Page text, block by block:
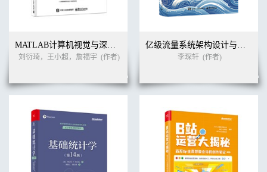
MATLAB计算机视觉与深度学习实战（第2版）
刘衍琦，王小超，詹福宇 (作者)
亿级流量系统架构设计与实战
李琛轩 (作者)